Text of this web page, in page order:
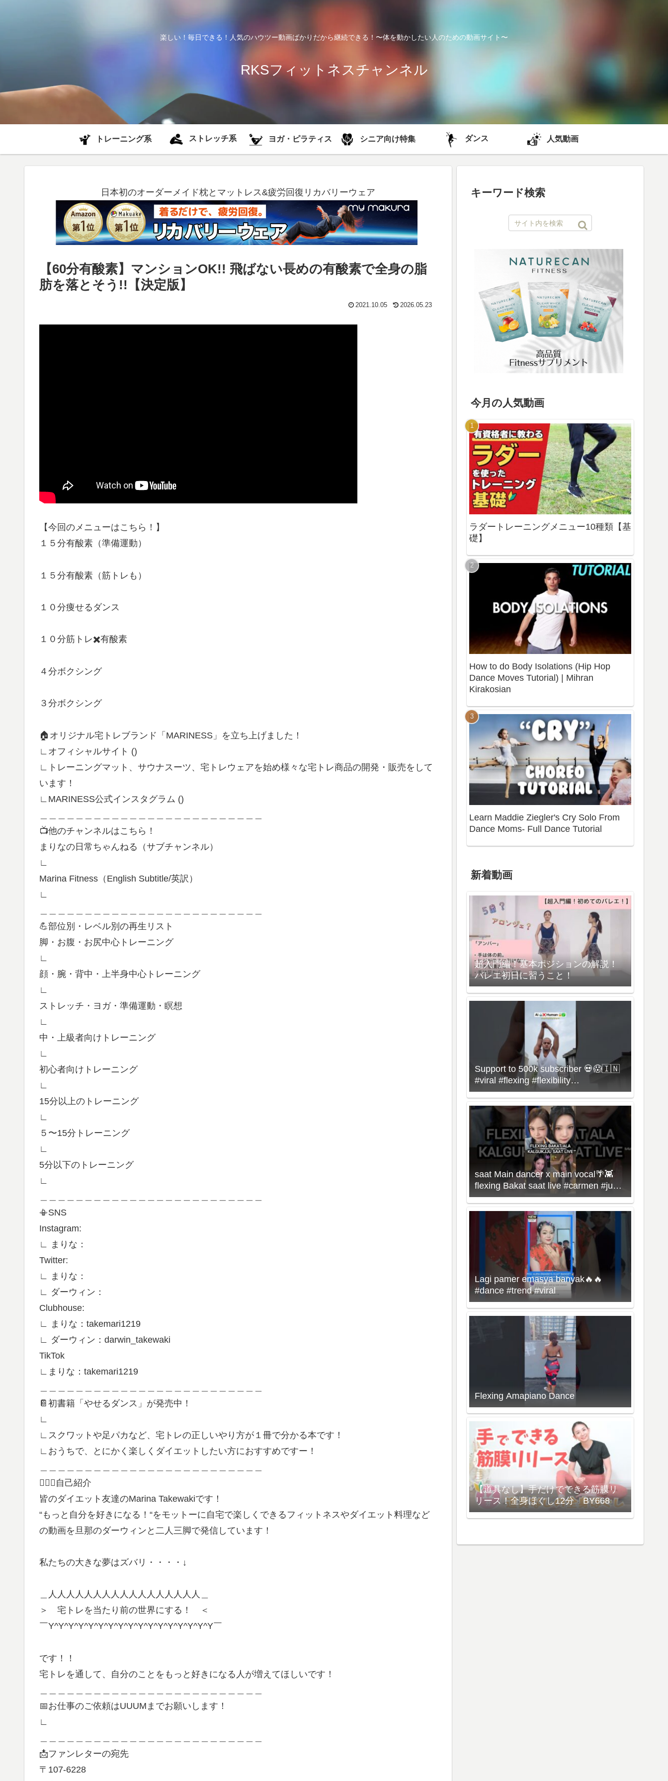
楽しい！毎日できる！人気のハウツー動画ばかりだから継続できる！〜体を動かしたい人のための動画サイト〜
RKSフィットネスチャンネル
トレーニング系 ストレッチ系 ヨガ・ピラティス シニア向け特集 ダンス 人気動画
日本初のオーダーメイド枕とマットレス&疲労回復リカバリーウェア
【60分有酸素】マンションOK!! 飛ばない長めの有酸素で全身の脂
肪を落とそう!!【決定版】
2021.10.05 2026.05.23
【今回のメニューはこちら！】
１５分有酸素（準備運動）
１５分有酸素（筋トレも）
１０分痩せるダンス
１０分筋トレ✖️有酸素
４分ボクシング
３分ボクシング
🏠オリジナル宅トレブランド「MARINESS」を立ち上げました！
∟オフィシャルサイト ()
∟トレーニングマット、サウナスーツ、宅トレウェアを始め様々な宅トレ商品の開発・販売をして
います！
∟MARINESS公式インスタグラム ()
📺他のチャンネルはこちら！
まりなの日常ちゃんねる（サブチャンネル）
∟
Marina Fitness（English Subtitle/英訳）
∟
💪部位別・レベル別の再生リスト
脚・お腹・お尻中心トレーニング
∟
顔・腕・背中・上半身中心トレーニング
∟
ストレッチ・ヨガ・準備運動・瞑想
∟
中・上級者向けトレーニング
∟
初心者向けトレーニング
∟
15分以上のトレーニング
∟
５〜15分トレーニング
∟
5分以下のトレーニング
∟
📳SNS
Instagram:
∟ まりな：
Twitter:
∟ まりな：
∟ ダーウィン：
Clubhouse:
∟ まりな：takemari1219
∟ ダーウィン：darwin_takewaki
TikTok
∟まりな：takemari1219
📔初書籍「やせるダンス」が発売中！
∟
∟スクワットや足パカなど、宅トレの正しいやり方が１冊で分かる本です！
∟おうちで、とにかく楽しくダイエットしたい方におすすめですー！
🙋🏻‍♀️自己紹介
皆のダイエット友達のMarina Takewakiです！
“もっと自分を好きになる！“をモットーに自宅で楽しくできるフィットネスやダイエット料理など
の動画を旦那のダーウィンと二人三脚で発信しています！
私たちの大きな夢はズバリ・・・・↓
＿人人人人人人人人人人人人人人人人人＿
＞ 宅トレを当たり前の世界にする！ ＜
￣Y^Y^Y^Y^Y^Y^Y^Y^Y^Y^Y^Y^Y^Y^Y^Y^Y￣
です！！
宅トレを通して、自分のことをもっと好きになる人が増えてほしいです！
📅お仕事のご依頼はUUUMまでお願いします！
∟
📩ファンレターの宛先
〒107-6228
キーワード検索
今月の人気動画
ラダートレーニングメニュー10種類【基
礎】
How to do Body Isolations (Hip Hop
Dance Moves Tutorial) | Mihran
Kirakosian
Learn Maddie Ziegler's Cry Solo From
Dance Moms- Full Dance Tutorial
新着動画
超入門編！基本ポジションの解説！
バレエ初日に習うこと！
Support to 500k subscriber 💀😱🇮🇳
#viral #flexing #flexibility
#bonebreaking #dance #omg
saat Main dancer x main vocal🌴👾
flexing Bakat saat live #carmen #juun
#hearts2hearts #kpop
Lagi pamer emasya banyak🔥🔥
#dance #trend #viral
Flexing Amapiano Dance
【道具なし】手だけでできる筋膜リ
リース！全身ほぐし12分 BY668